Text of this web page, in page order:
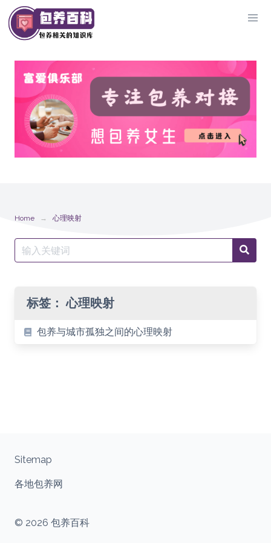
Skip
to
content
Home 心理映射
Search
for:
标签：心理映射
包养与城市孤独之间的心理映射
© 2026 包养百科
Sitemap
各地包养网